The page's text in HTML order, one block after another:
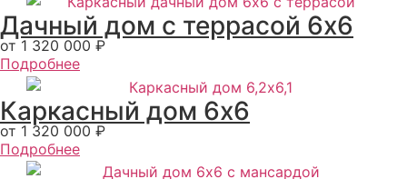
Дачный дом с террасой 6х6
от 1 320 000 ₽
Подробнее
Каркасный дом 6х6
от 1 320 000 ₽
Подробнее